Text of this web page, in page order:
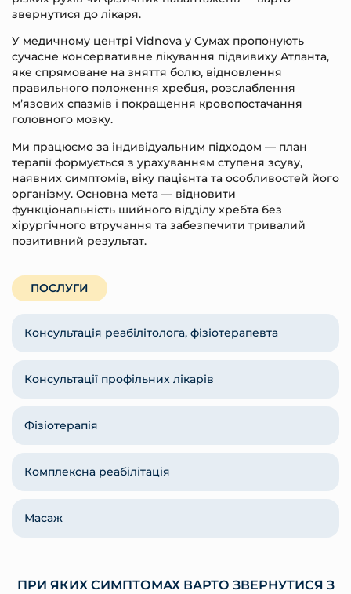
звернутися до лікаря.
У медичному центрі Vidnova у Сумах пропонують
сучасне консервативне лікування підвивиху Атланта,
яке спрямоване на зняття болю, відновлення
правильного положення хребця, розслаблення
м’язових спазмів і покращення кровопостачання
головного мозку.
Ми працюємо за індивідуальним підходом — план
терапії формується з урахуванням ступеня зсуву,
наявних симптомів, віку пацієнта та особливостей його
організму. Основна мета — відновити
функціональність шийного відділу хребта без
хірургічного втручання та забезпечити тривалий
позитивний результат.
ПОСЛУГИ
Консультація реабілітолога, фізіотерапевта
Консультації профільних лікарів
Фізіотерапія
Комплексна реабілітація
Масаж
ПРИ ЯКИХ СИМПТОМАХ ВАРТО ЗВЕРНУТИСЯ З